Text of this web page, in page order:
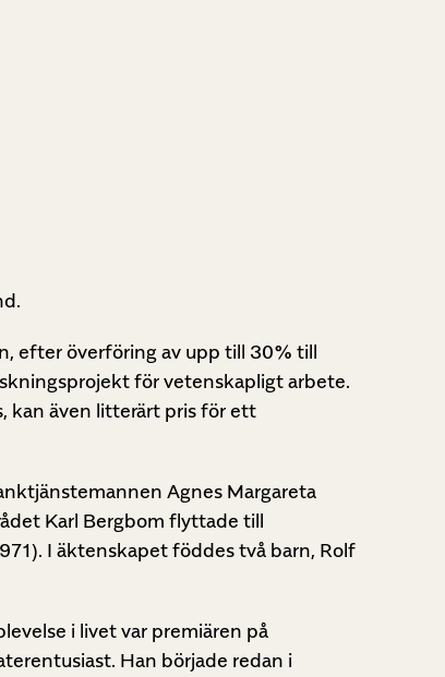
efter överföring av upp till 30% till
för vetenskapligt arbete.
kan även litterärt pris för ett
Agnes Margareta
Karl Bergbom flyttade till
I äktenskapet föddes två barn, Rolf
i livet var premiären på
Han började redan i